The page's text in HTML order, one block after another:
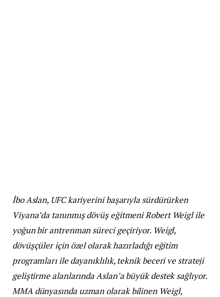
İbo Aslan, UFC kariyerini başarıyla sürdürürken
Viyana’da tanınmış dövüş eğitmeni Robert Weigl ile
yoğun bir antrenman süreci geçiriyor. Weigl,
dövüşçüler için özel olarak hazırladığı eğitim
programları ile dayanıklılık, teknik beceri ve strateji
geliştirme alanlarında Aslan’a büyük destek sağlıyor.
MMA dünyasında uzman olarak bilinen Weigl,